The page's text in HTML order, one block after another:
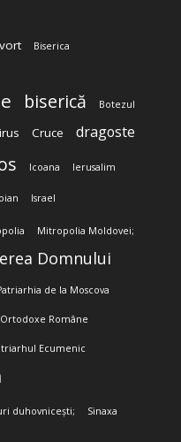
Biserica
biserică Botezul
Cruce dragoste
Icoana Ierusalim
Israel
Mitropolia Moldovei;
Domnului
de la Moscova
Române
Ecumenic
duhovnicești; Sinaxa